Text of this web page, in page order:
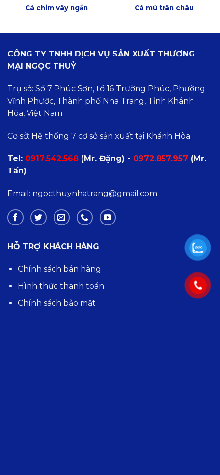
Cá chim vây ngắn Cá mú trân châu
CÔNG TY TNHH DỊCH VỤ SẢN XUẤT THƯƠNG
MẠI NGỌC THUỶ
Trụ sở: Số 7 Phúc Sơn, tổ 16 Trường Phúc, Phường
Vĩnh Phước, Thành phố Nha Trang, Tỉnh Khánh
Hòa, Việt Nam
Cơ sở: Hệ thống 7 cơ sở sản xuất tại Khánh Hòa
Tel: 0917.542.568 (Mr. Đặng) - 0972.857.957 (Mr.
Tấn)
Email: ngocthuynhatrang@gmail.com
HỖ TRỢ KHÁCH HÀNG
Chính sách bán hàng
Hình thức thanh toán
Chính sách bảo mật